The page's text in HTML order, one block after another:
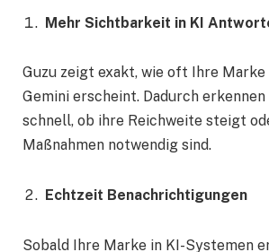
Mehr Sichtbarkeit in KI
Guzu zeigt exakt, wie oft Ihre Marke
Gemini erscheint. Dadurch
schnell, ob ihre Reichweite steigt
Maßnahmen notwendig sind.
Echtzeit Benachrichtigungen
Sobald Ihre Marke in KI-Systemen